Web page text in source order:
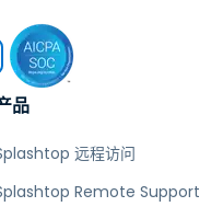
品
远程访问
Remote Support